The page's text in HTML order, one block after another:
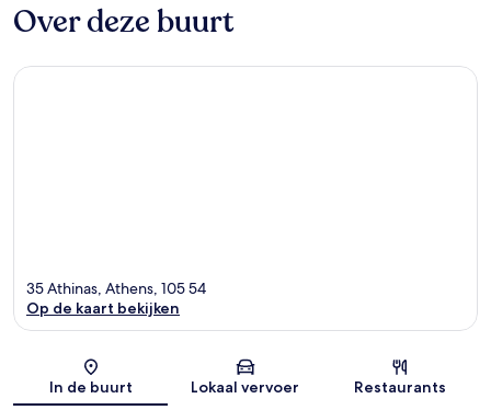
Over deze buurt
Kaart
35 Athinas, Athens, 105 54
Op de kaart bekijken
In de buurt Lokaal vervoer Restaurants